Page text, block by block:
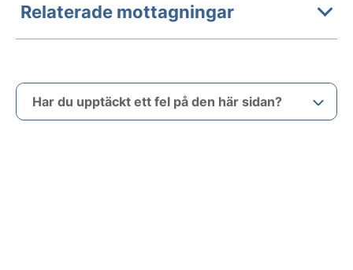
Relaterade mottagningar
Har du upptäckt ett fel på den här sidan?